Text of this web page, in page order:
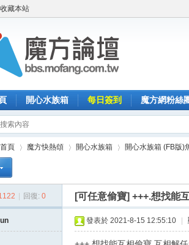
收藏本站
開心水族箱 每日簽到 魔方網粉絲
頁 魔方快熱頌 開心水族箱
›
開心水族箱 (FB版)
回復: 0 [可任意偷寶] +++.想找能
發表於 2021-8-15 12:55:10